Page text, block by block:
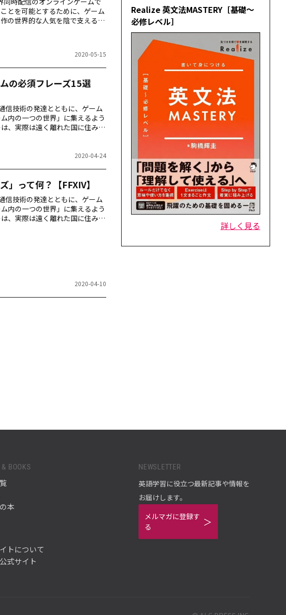
とを可能とするために、ゲーム
の世界的な人気を陰で支えるロ
2020-05-15
の必須フレーズ15選
信技術の発達とともに、ゲーム
内の一つの世界」に集えるよう
、実際は遠く離れた国に住み、
ナルファンタジーXIV』を通じ
2020-04-24
って何？【FFXIV】
信技術の発達とともに、ゲーム
内の一つの世界」に集えるよう
、実際は遠く離れた国に住み、
2020-04-10
Realize 英文法MASTERY［基礎～
必修レベル］
詳しく見る
& BOOKS
本
トについて
式サイト
NEWSLETTER
英語学習に役立つ最新記事や情報を
お届けします。
メルマガに登録す
る